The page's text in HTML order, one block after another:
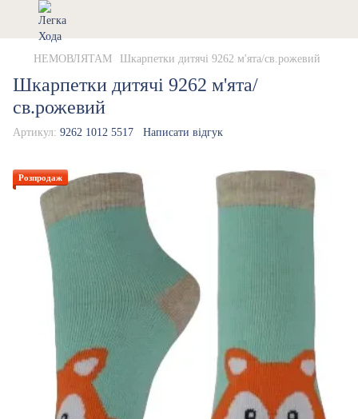
НЕМОВЛЯТАМ Шкарпетки дитячі 9262 м'ята/св.рожевий
Шкарпетки дитячі 9262 м'ята/
св.рожевий
Артикул: 9262 1012 5517 Написати відгук
Розпродаж